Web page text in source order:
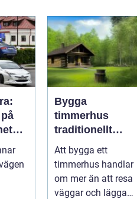
Bygga
timmerhus
traditionellt
hantverk för
moderna behov
Att bygga ett
timmerhus handlar
om mer än att resa
väggar och lägga